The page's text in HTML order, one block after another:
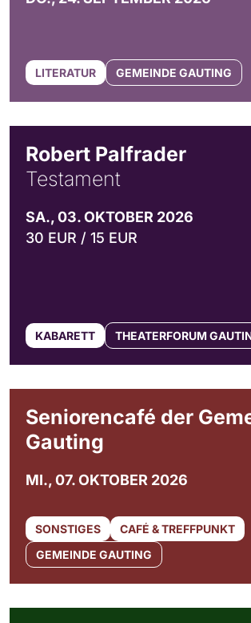
LITERATUR GEMEINDE GAUTING
Robert Palfrader
Testament
SA., 03. OKTOBER 2026
30 EUR / 15 EUR
KABARETT THEATERFORUM
Seniorencafé der
Gauting
MI., 07. OKTOBER 2026
SONSTIGES
CAFÉ & TREFFPUNKT
GEMEINDE GAUTING